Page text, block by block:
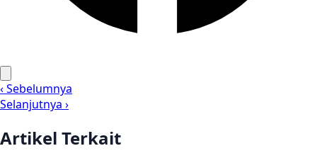
‹ Sebelumnya
Selanjutnya ›
Artikel Terkait